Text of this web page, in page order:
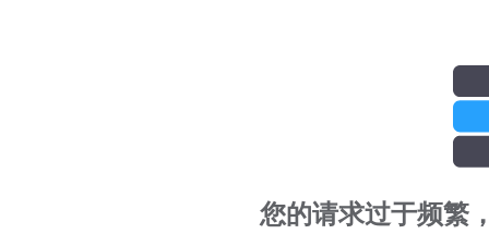
您的请求过于频繁